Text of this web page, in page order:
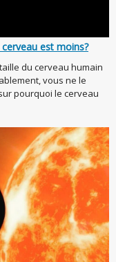
est moins?
du cerveau humain
vous ne le
pourquoi le cerveau